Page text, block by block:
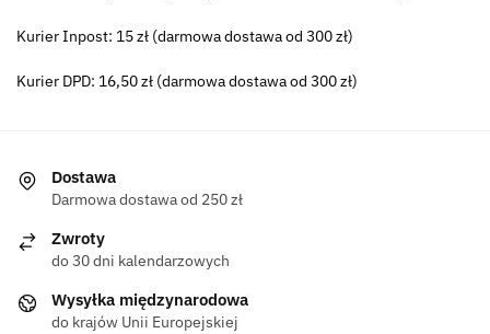
Kurier Inpost: 15 zł (darmowa dostawa od 300 zł)
Kurier DPD: 16,50 zł (darmowa dostawa od 300 zł)
Dostawa
Darmowa dostawa od 250 zł
Zwroty
do 30 dni kalendarzowych
Wysyłka międzynarodowa
do krajów Unii Europejskiej